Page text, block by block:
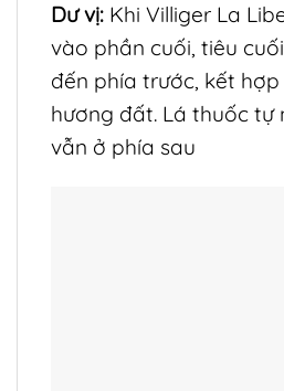
Dư vị: Khi Villiger La
vào phần cuối, tiêu
đến phía trước, kết
hương đất. Lá thuốc tự
vẫn ở phía sau